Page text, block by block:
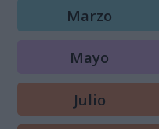
Marzo
Mayo
Julio